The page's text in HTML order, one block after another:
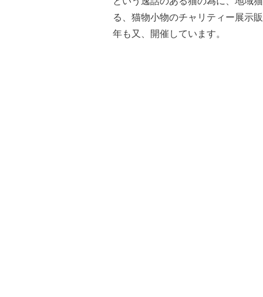
る、猫物小物のチャリティー展示
年も又、開催しています。